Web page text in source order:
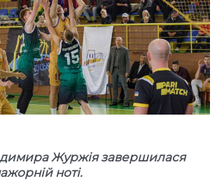
Журжія завершилася
ноті.